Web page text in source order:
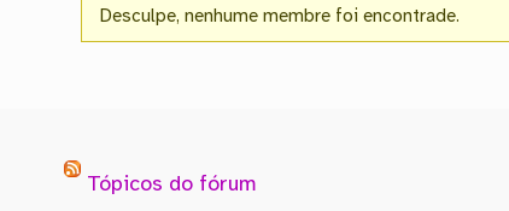
Amizades
Desculpe, nenhume membre foi encontrade.
Tópicos do fórum